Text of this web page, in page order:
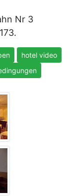
Nr 3
hotel video